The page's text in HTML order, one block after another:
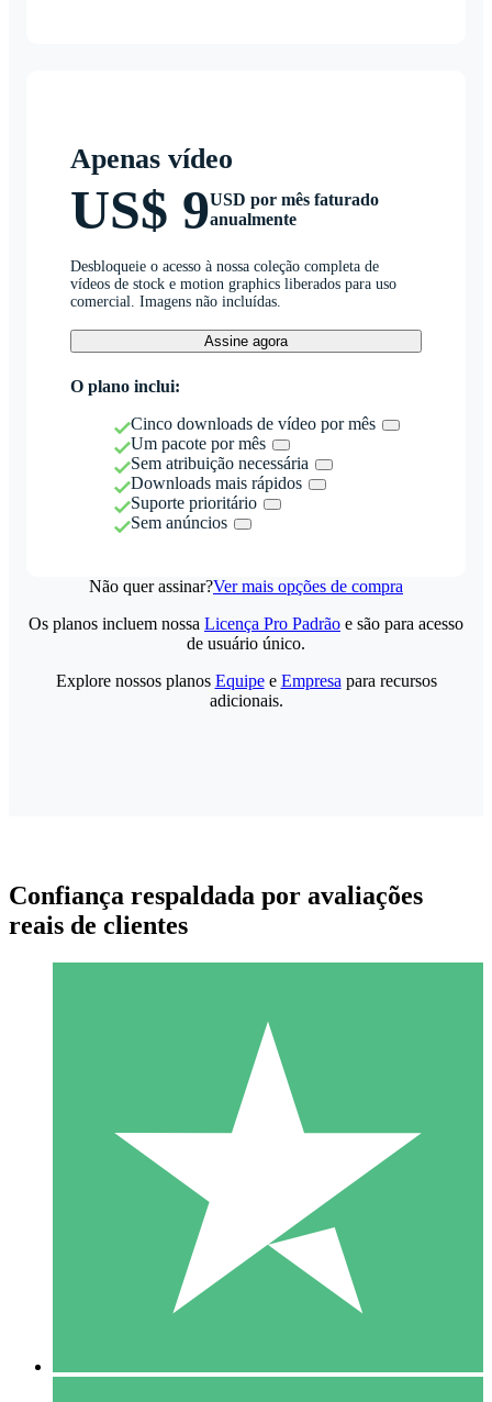
Apenas vídeo
US$ 9USD por mês faturado
anualmente
Desbloqueie o acesso à nossa coleção completa de
vídeos de stock e motion graphics liberados para uso
comercial. Imagens não incluídas.
Assine agora
O plano inclui:
Cinco downloads de vídeo por mês
Um pacote por mês
Sem atribuição necessária
Downloads mais rápidos
Suporte prioritário
Sem anúncios
Não quer assinar?Ver mais opções de compra
Pacotes de Créditos Individuais
Pague conforme o uso com créditos de download. Sem
1000
Os planos incluem nossa Licença Pro Padrão e são para acesso
de usuário único.
Explore nossos planos Equipee Empresa para recursos
adicionais.
Confiança respaldada por avaliações
reais de clientes